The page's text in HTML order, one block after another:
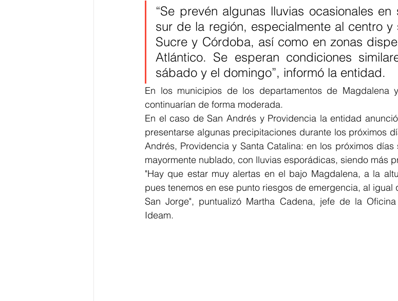
“Se prevén algunas lluvias ocasionales
sur de la región, especialmente al centro y
Sucre y Córdoba, así como en zonas
Atlántico. Se esperan condiciones
sábado y el domingo”, informó la entidad.
En los municipios de los departamentos de Magdalena
continuarían de forma moderada.
En el caso de San Andrés y Providencia la entidad
presentarse algunas precipitaciones durante los próximos
Andrés, Providencia y Santa Catalina: en los próximos
mayormente nublado, con lluvias esporádicas, siendo más
"Hay que estar muy alertas en el bajo Magdalena, a la
pues tenemos en ese punto riesgos de emergencia, al igual
San Jorge", puntualizó Martha Cadena, jefe de la
Ideam.